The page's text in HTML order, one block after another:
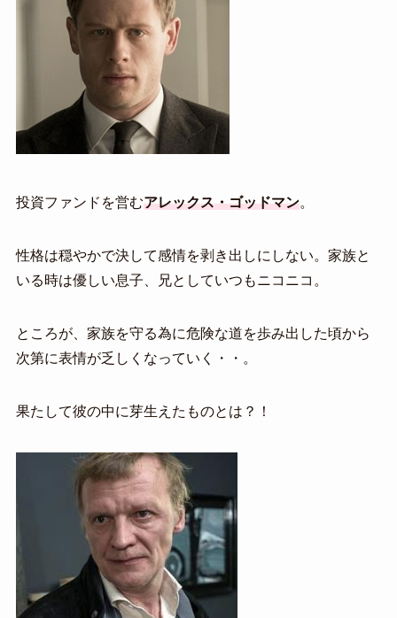
投資ファンドを営むアレックス・ゴッドマン。
性格は穏やかで決して感情を剥き出しにしない。家族と
いる時は優しい息子、兄としていつもニコニコ。
ところが、家族を守る為に危険な道を歩み出した頃から
次第に表情が乏しくなっていく・・。
果たして彼の中に芽生えたものとは？！